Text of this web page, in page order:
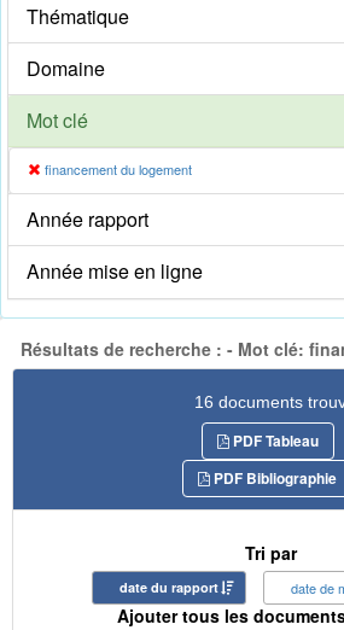
Thématique
Domaine
Mot clé
financement du logement
Année rapport
Année mise en ligne
Résultats de recherche : - Mot clé:
16 documents
PDF Tableau
PDF Bibliographie
Tri par
date du rapport date de
Ajouter tous les